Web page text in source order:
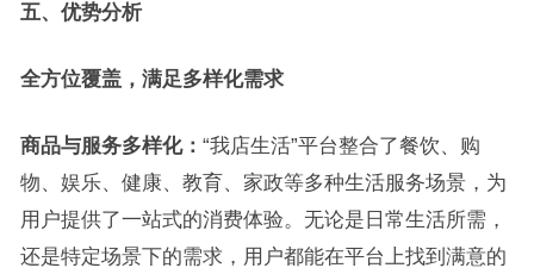
五、优势分析
全方位覆盖，满足多样化需求
商品与服务多样化： “我店生活”平台整合了餐饮、购
物、娱乐、健康、教育、家政等多种生活服务场景，为
用户提供了一站式的消费体验。无论是日常生活所需，
还是特定场景下的需求，用户都能在平台上找到满意的